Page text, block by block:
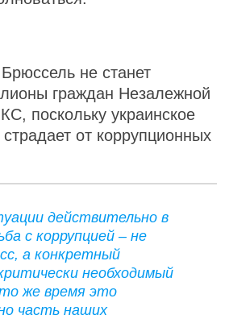
не станет
граждан Незалежной
поскольку украинское
от коррупционных
действительно в
с коррупцией – не
а конкретный
необходимый
же время это
часть наших